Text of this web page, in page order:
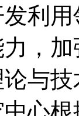
利
，
与